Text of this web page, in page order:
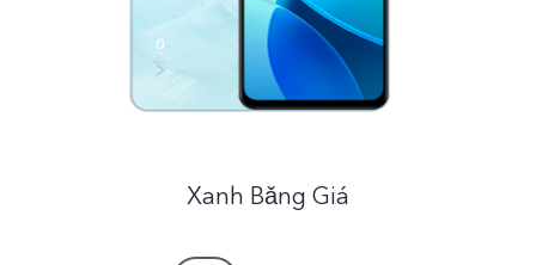
Việt Nam | Chọn quốc gia/khu vực
Xanh Bǎng Giá